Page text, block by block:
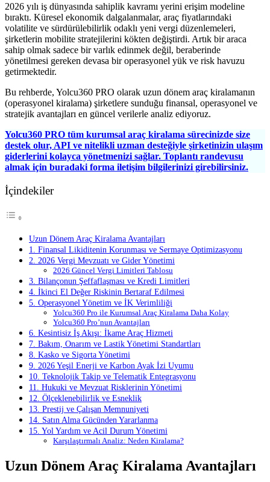
2026 yılı iş dünyasında sahiplik kavramı yerini erişim modeline
bıraktı. Küresel ekonomik dalgalanmalar, araç fiyatlarındaki
volatilite ve sürdürülebilirlik odaklı yeni vergi düzenlemeleri,
şirketlerin mobilite stratejilerini kökten değiştirdi. Artık bir araca
sahip olmak sadece bir varlık edinmek değil, beraberinde
yönetilmesi gereken devasa bir operasyonel yük ve risk havuzu
getirmektedir.
Bu rehberde, Yolcu360 PRO olarak uzun dönem araç kiralamanın
(operasyonel kiralama) şirketlere sunduğu finansal, operasyonel ve
stratejik avantajları en güncel verilerle analiz ediyoruz.
Yolcu360 PRO tüm kurumsal araç kiralama sürecinizde size
destek olur, API ve nitelikli uzman desteğiyle şirketinizin ulaşım
giderlerini kolayca yönetmenizi sağlar. Toplantı randevusu
almak için buradaki forma iletişim bilgilerinizi girebilirsiniz.
İçindekiler
Uzun Dönem Araç Kiralama Avantajları
1. Finansal Likiditenin Korunması ve Sermaye Optimizasyonu
2. 2026 Vergi Mevzuatı ve Gider Yönetimi
2026 Güncel Vergi Limitleri Tablosu
3. Bilançonun Şeffaflaşması ve Kredi Limitleri
4. İkinci El Değer Riskinin Bertaraf Edilmesi
5. Operasyonel Yönetim ve İK Verimliliği
Yolcu360 Pro ile Kurumsal Araç Kiralama Daha Kolay
Yolcu360 Pro’nun Avantajları
6. Kesintisiz İş Akışı: İkame Araç Hizmeti
7. Bakım, Onarım ve Lastik Yönetimi Standartları
8. Kasko ve Sigorta Yönetimi
9. 2026 Yeşil Enerji ve Karbon Ayak İzi Uyumu
10. Teknolojik Takip ve Telematik Entegrasyonu
11. Hukuki ve Mevzuat Risklerinin Yönetimi
12. Ölçeklenebilirlik ve Esneklik
13. Prestij ve Çalışan Memnuniyeti
14. Satın Alma Gücünden Yararlanma
15. Yol Yardım ve Acil Durum Yönetimi
Karşılaştırmalı Analiz: Neden Kiralama?
Uzun Dönem Araç Kiralama Avantajları